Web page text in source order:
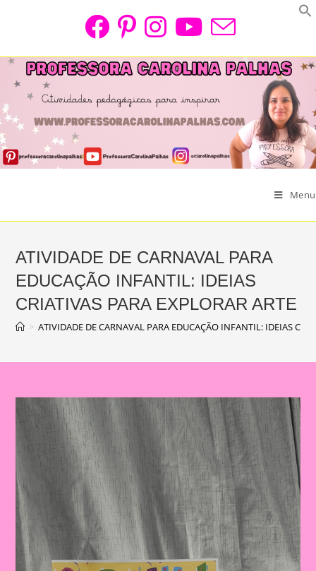
Menu
ATIVIDADE DE CARNAVAL PARA
EDUCAÇÃO INFANTIL: IDEIAS
CRIATIVAS PARA EXPLORAR ARTE
> ATIVIDADE DE CARNAVAL PARA EDUCAÇÃO INFANTIL: IDEIAS